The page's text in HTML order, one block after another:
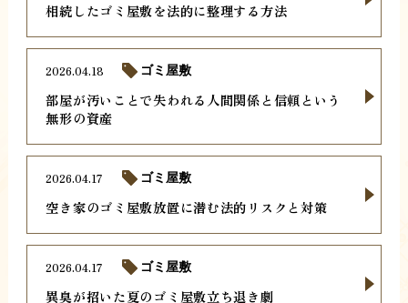
相続したゴミ屋敷を法的に整理する方法
部屋が汚いことで失われる人間関係と信頼という
無形の資産
2026.04.18 ゴミ屋敷
空き家のゴミ屋敷放置に潜む法的リスクと対策
2026.04.17 ゴミ屋敷
異臭が招いた夏のゴミ屋敷立ち退き劇
2026.04.17 ゴミ屋敷